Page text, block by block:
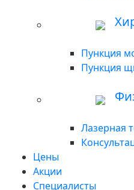
Пункция
Пункция
Лазерная
Цены
Акции
Специалисты